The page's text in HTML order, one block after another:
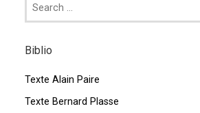
Biblio
Texte Alain Paire
Texte Bernard Plasse